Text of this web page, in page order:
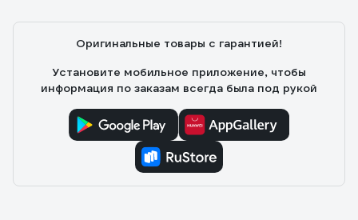
не встаёт. Буду использовать с осторожностью.
покупке.
Оригинальные товары с гарантией!
Установите мобильное приложение, чтобы
информация по заказам всегда была под рукой